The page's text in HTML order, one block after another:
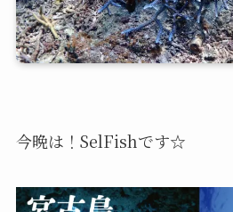
今晩は！SelFishです☆